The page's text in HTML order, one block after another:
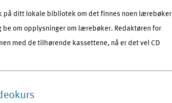
på ditt lokale bibliotek om det finnes noen lærebøker
om opplysninger om lærebøker. Redaktøren for
med de tilhørende kassettene, nå er det vel CD